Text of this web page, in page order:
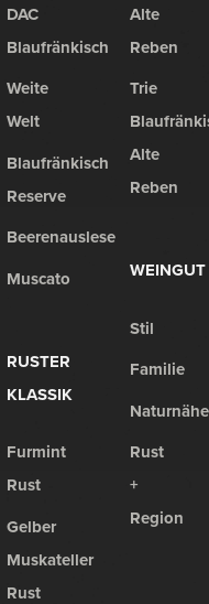
DAC
Blaufränkisch
Weite
Welt
Blaufränkisch
Reserve
Beerenauslese
Muscato
RUSTER
KLASSIK
Furmint
Rust
Gelber
Muskateller
Rust
Alte
Reben
Trie
Alte
Reben
WEINGUT
Stil
Familie
Naturnähe
Rust
+
Region